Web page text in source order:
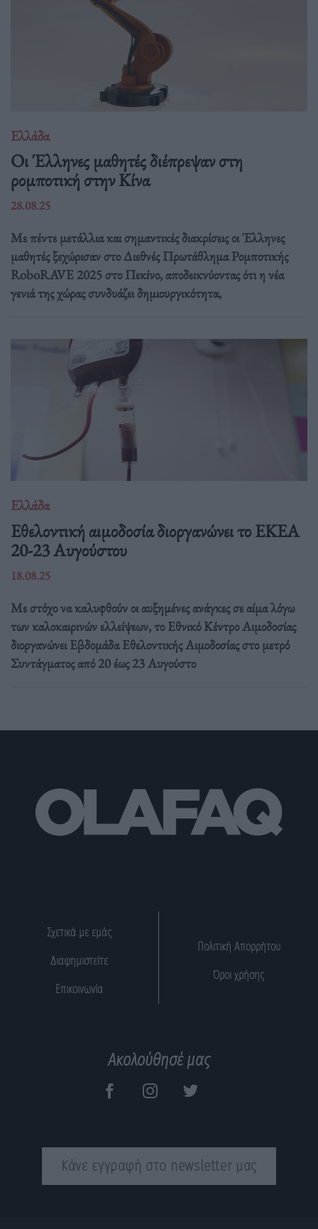
Ελλάδα
Οι Έλληνες μαθητές διέπρεψαν στη
ρομποτική στην Κίνα
28.08.25
Με πέντε μετάλλια και σημαντικές διακρίσεις οι Έλληνες
μαθητές ξεχώρισαν στο Διεθνές Πρωτάθλημα Ρομποτικής
RoboRAVE 2025 στο Πεκίνο, αποδεικνύοντας ότι η νέα
γενιά της χώρας συνδυάζει δημιουργικότητα,
Ελλάδα
Eθελοντική αιμοδοσία διοργανώνει το ΕΚΕΑ
20-23 Αυγούστου
18.08.25
Με στόχο να καλυφθούν οι αυξημένες ανάγκες σε αίμα λόγω
των καλοκαιρινών ελλείψεων, το Εθνικό Κέντρο Αιμοδοσίας
διοργανώνει Εβδομάδα Εθελοντικής Αιμοδοσίας στο μετρό
Συντάγματος από 20 έως 23 Αυγούστο
Σχετικά με εμάς
Διαφημιστείτε
Επικοινωνία
Πολιτική Απορρήτου
Όροι χρήσης
Ακολούθησέ μας
Κάνε εγγραφή στο newsletter μας